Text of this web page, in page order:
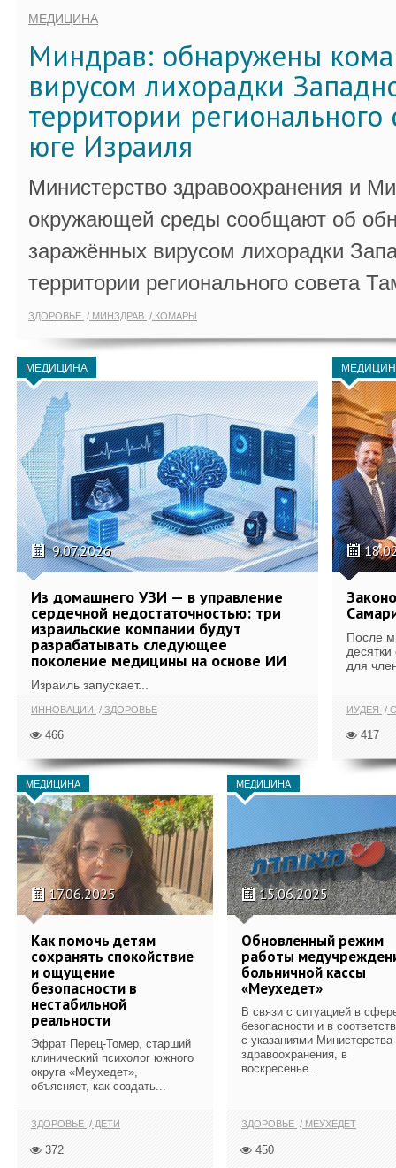
МЕДИЦИНА
Миндрав: обнаружены
вирусом лихорадки
территории регионального
юге Израиля
Министерство здравоохранения и
окружающей среды сообщают об
заражённых вирусом лихорадки
территории регионального совета
ЗДОРОВЬЕ МИНЗДРАВ КОМАРЫ
МЕДИЦИНА
9.07.2026
Из домашнего УЗИ — в управление
сердечной недостаточностью: три
израильские компании будут
разрабатывать следующее
поколение медицины на основе ИИ
Израиль запускает...
ИННОВАЦИИ ЗДОРОВЬЕ
466
После
для
ИУДЕЯ
417
МЕДИЦИНА
17.06.2025
Как помочь детям
сохранять спокойствие
и ощущение
безопасности в
нестабильной
реальности
Эфрат Перец-Томер, старший
клинический психолог южного
округа «Меухедет»,
объясняет, как создать...
ЗДОРОВЬЕ ДЕТИ
372
МЕДИЦИНА
15.06.2025
Обновленный режим
работы
больничной кассы
«Меухедет»
В связи с ситуацией в
безопасности и в
с указаниями Министерства
здравоохранения, в
воскресенье...
ЗДОРОВЬЕ МЕУХЕДЕТ
450